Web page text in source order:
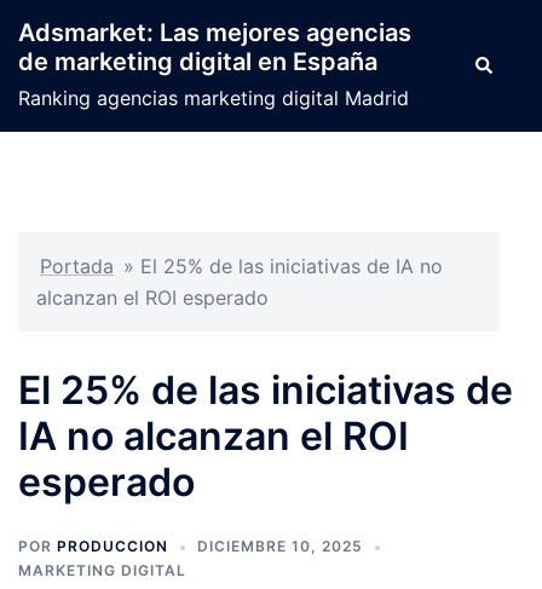
contenido
Adsmarket: Las mejores agencias
de marketing digital en España
Ranking agencias marketing digital Madrid
Buscar
Portada » El 25% de las iniciativas de IA no
alcanzan el ROI esperado
El 25% de las iniciativas de
IA no alcanzan el ROI
esperado
POR PRODUCCION
DICIEMBRE 10, 2025
MARKETING DIGITAL